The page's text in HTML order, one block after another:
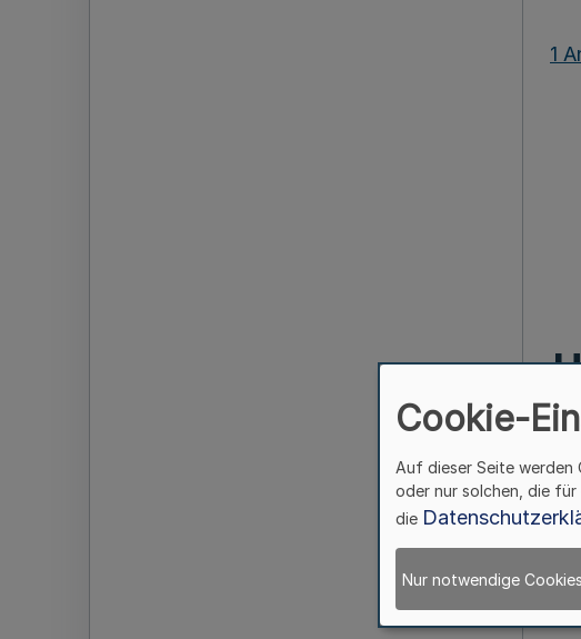
1
Cookie-
Auf dieser Seite werden
oder nur solchen, die
die
Nur notwendige